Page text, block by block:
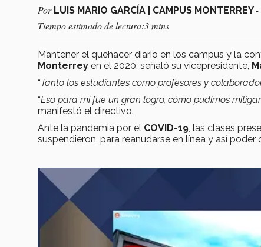
Por LUIS MARIO GARCÍA | CAMPUS MONTERREY-
Tiempo estimado de lectura:3 mins
Mantener el quehacer diario en los campus y la
Monterrey en el 2020, señaló su vicepresidente,
“Tanto los estudiantes como profesores y
“Eso para mí fue un gran logro, cómo pudimos
manifestó el directivo.
Ante la pandemia por el COVID-19 , las clases
suspendieron, para reanudarse en línea y así